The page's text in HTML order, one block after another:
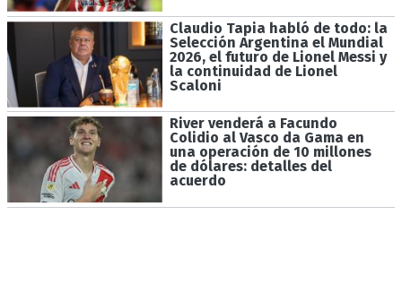
Claudio Tapia habló de todo: la
Selección Argentina el Mundial
2026, el futuro de Lionel Messi y
la continuidad de Lionel
Scaloni
River venderá a Facundo
Colidio al Vasco da Gama en
una operación de 10 millones
de dólares: detalles del
acuerdo